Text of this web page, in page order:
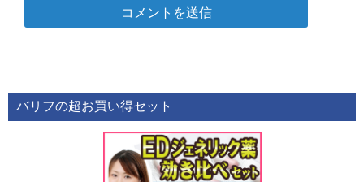
バリフの超お買い得セット